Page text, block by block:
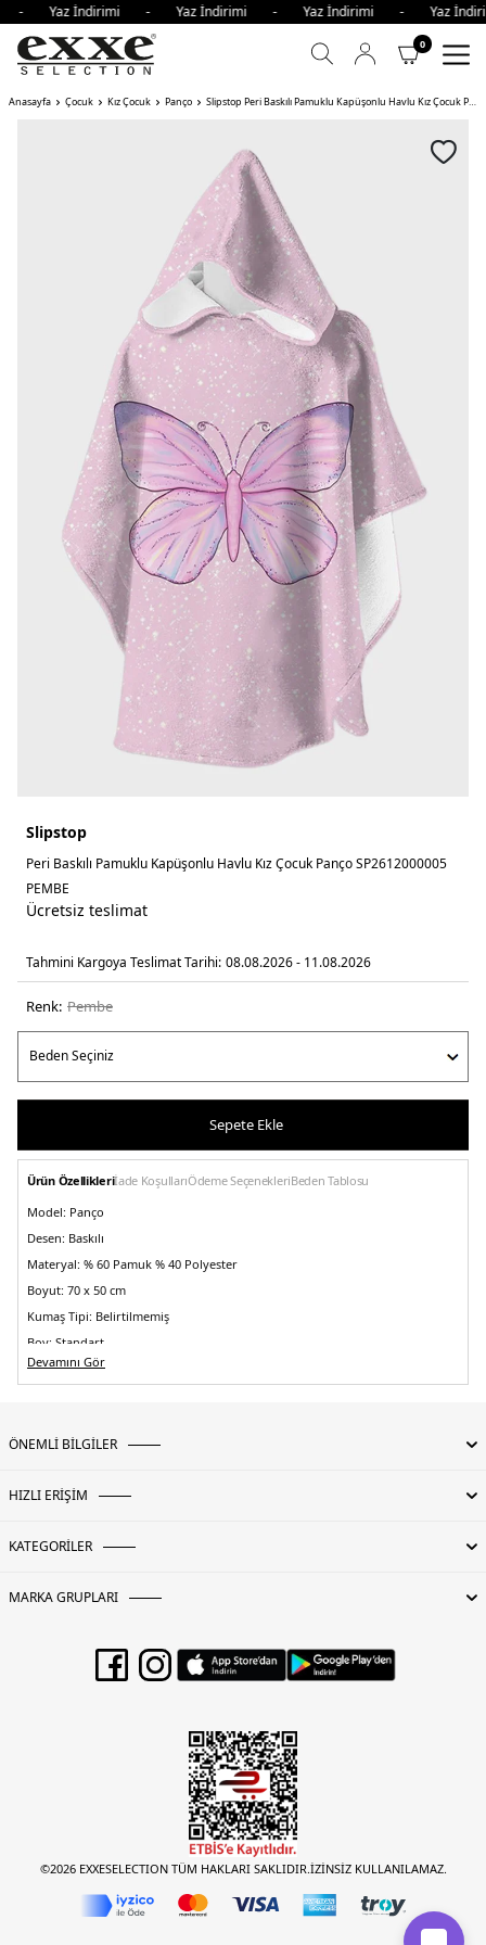
- Yaz İndirimi - Yaz İndirimi - Yaz İndirimi -
0
Anasayfa Çocuk Kız Çocuk Panço Slipstop Peri Baskılı Pamuklu Kapüşonlu Havlu Kız Çocuk Panço
Slipstop
Peri Baskılı Pamuklu Kapüşonlu Havlu Kız Çocuk Panço SP2612000005
PEMBE
Ücretsiz teslimat
Tahmini Kargoya Teslimat Tarihi: 08.08.2026 - 11.08.2026
Renk: pembe
Sepete Ekle
Ürün Özellikleriİade KoşullarıÖdeme SeçenekleriBeden Tablosu
Model: Panço
Desen: Baskılı
Materyal: % 60 Pamuk % 40 Polyester
Boyut: 70 x 50 cm
Kumaş Tipi: Belirtilmemiş
Boy: Standart
Kalıp Bilgisi:Standart Fit
Detaylar:-Kapüşonlu-Standart kalıp -Eğlenceli ve renkli tasarımıyla yüzme
Nefes alan ve çabuk kuruyan kumaştan üretilmiştir
4DY2SP2612000005.36
Devamını Gör
ÖNEMLİ BİLGİLER
HIZLI ERİŞİM
KATEGORİLER
MARKA GRUPLARI
©2026 EXXESELECTION TÜM HAKLARI SAKLIDIR.İZİNSİZ KULLANILAMAZ.